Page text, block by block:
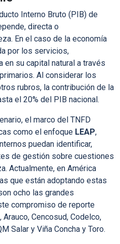
Interno Bruto (PIB) de
directa o
En el caso de la economía
por los servicios,
su capital natural a través
Al considerar los
rubros, la contribución de la
el 20% del PIB nacional.
el marco del TNFD
como el enfoque LEAP,
puedan identificar,
de gestión sobre cuestiones
Actualmente, en América
que están adoptando estas
ocho las grandes
compromiso de reporte
Cencosud, Codelco,
Salar y Viña Concha y Toro.